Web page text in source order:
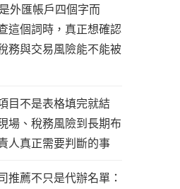
外匯帳戶四個字而
這個詞時，真正想確認
務與交易風險能不能被
目不是表格填完就結
場、稅務風險到長期布
人真正需要判斷的事
推薦不只是代辦名單：